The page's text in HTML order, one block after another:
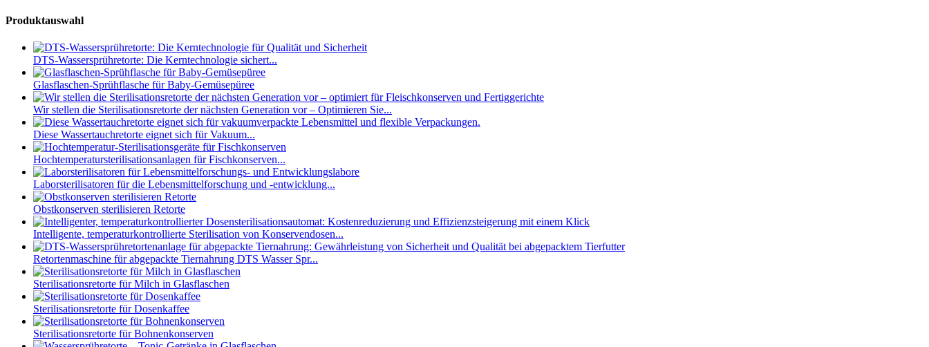
Produktauswahl
DTS-Wassersprühretorte: Die Kerntechnologie sichert...
Glasflaschen-Sprühflasche für Baby-Gemüsepüree
Wir stellen die Sterilisationsretorte der nächsten Generation vor – Optimieren Sie...
Diese Wassertauchretorte eignet sich für Vakuum...
Hochtemperatursterilisationsanlagen für Fischkonserven...
Laborsterilisatoren für die Lebensmittelforschung und -entwicklung...
Obstkonserven sterilisieren Retorte
Intelligente, temperaturkontrollierte Sterilisation von Konservendosen...
Retortenmaschine für abgepackte Tiernahrung DTS Wasser Spr...
Sterilisationsretorte für Milch in Glasflaschen
Sterilisationsretorte für Dosenkaffee
Sterilisationsretorte für Bohnenkonserven